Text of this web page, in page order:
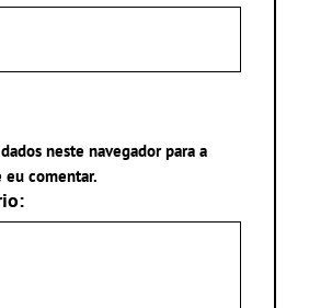
neste navegador para a
comentar.